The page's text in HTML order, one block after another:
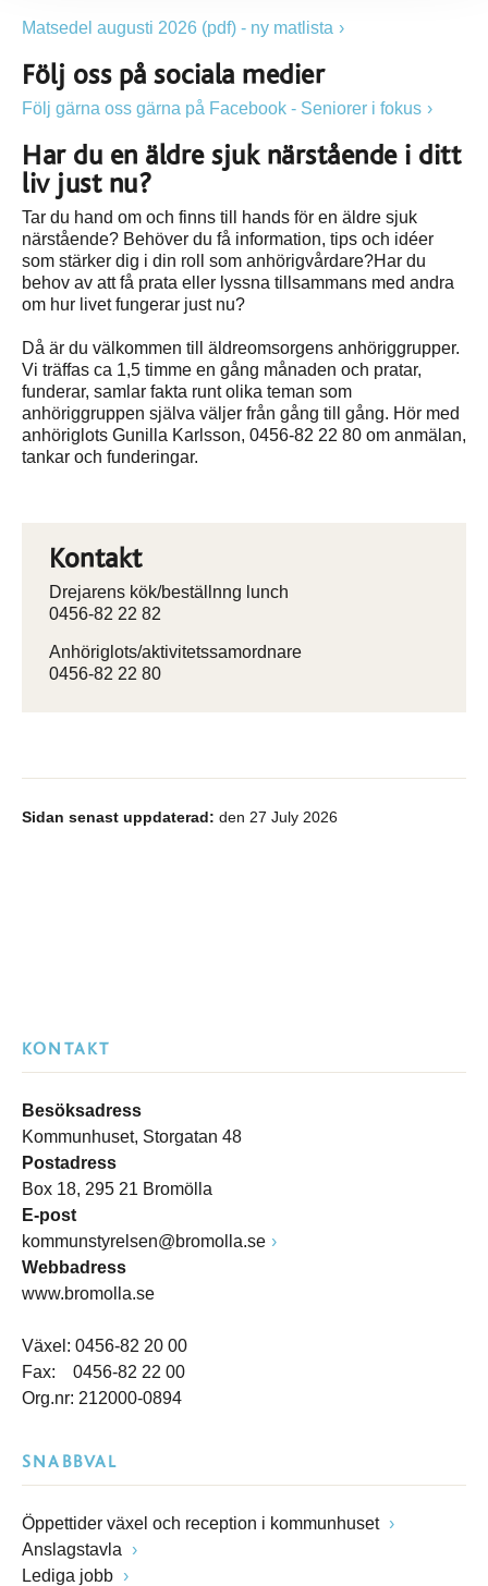
Matsedel augusti 2026 (pdf) - ny matlista
Följ oss på sociala medier
Följ gärna oss gärna på Facebook - Seniorer i fokus
Har du en äldre sjuk närstående i ditt
liv just nu?
Tar du hand om och finns till hands för en äldre sjuk
närstående? Behöver du få information, tips och idéer
som stärker dig i din roll som anhörigvårdare?Har du
behov av att få prata eller lyssna tillsammans med andra
om hur livet fungerar just nu?
Då är du välkommen till äldreomsorgens anhöriggrupper.
Vi träffas ca 1,5 timme en gång månaden och pratar,
funderar, samlar fakta runt olika teman som
anhöriggruppen själva väljer från gång till gång. Hör med
anhöriglots Gunilla Karlsson, 0456-82 22 80 om anmälan,
tankar och funderingar.
Kontakt
Drejarens kök/beställnng lunch
0456-82 22 82
Anhöriglots/aktivitetssamordnare
0456-82 22 80
Sidan senast uppdaterad: den 27 July 2026
KONTAKT
Besöksadress
Kommunhuset, Storgatan 48
Postadress
Box 18, 295 21 Bromölla
E-post
kommunstyrelsen@bromolla.se
Webbadress
www.bromolla.se
Växel: 0456-82 20 00
Fax: 0456-82 22 00
Org.nr: 212000-0894
SNABBVAL
Öppettider växel och reception i kommunhuset
Anslagstavla
Lediga jobb